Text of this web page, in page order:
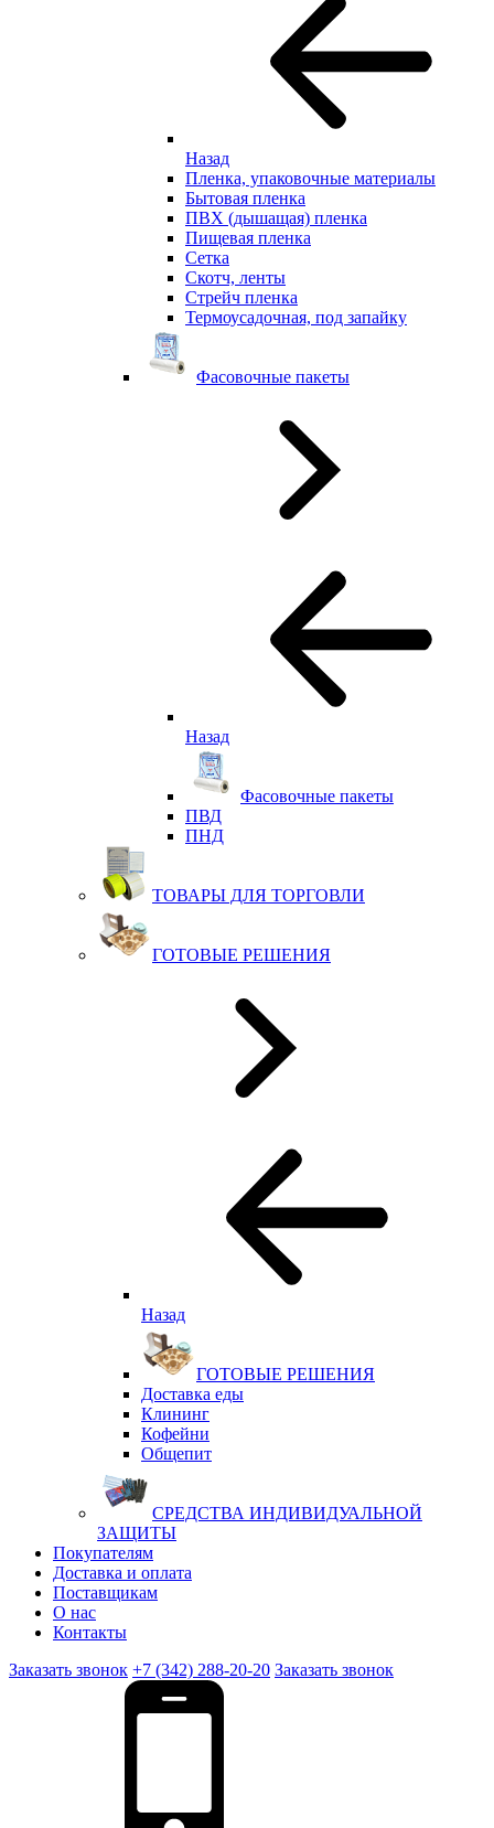
Назад
Пленка, упаковочные материалы
Бытовая пленка
ПВХ (дышащая) пленка
Пищевая пленка
Сетка
Скотч, ленты
Стрейч пленка
Термоусадочная, под запайку
Фасовочные пакеты
Назад
Фасовочные пакеты
ПВД
ПНД
ТОВАРЫ ДЛЯ ТОРГОВЛИ
ГОТОВЫЕ РЕШЕНИЯ
Назад
ГОТОВЫЕ РЕШЕНИЯ
Доставка еды
Клининг
Кофейни
Общепит
СРЕДСТВА ИНДИВИДУАЛЬНОЙ
ЗАЩИТЫ
Покупателям
Доставка и оплата
Поставщикам
О нас
Контакты
Заказать звонок +7 (342) 288-20-20 Заказать звонок